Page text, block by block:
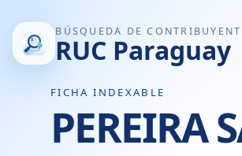
BÚSQUEDA DE
RUC Paraguay
FICHA INDEXABLE
PEREIRA